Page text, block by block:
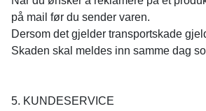
på mail før du sender varen.
Dersom det gjelder transportskade
Skaden skal meldes inn samme dag
5. KUNDESERVICE